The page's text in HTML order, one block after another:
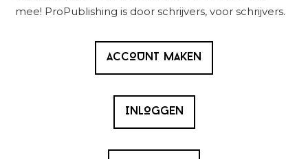
mee! ProPublishing is door schrijvers, voor schrijvers.
ACCOUNT MAKEN
INLOGGEN